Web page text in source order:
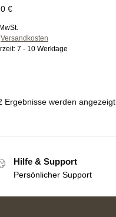
€
Versandkosten
7 - 10 Werktage
Ergebnisse werden angezeigt
Hilfe & Support
Persönlicher Support